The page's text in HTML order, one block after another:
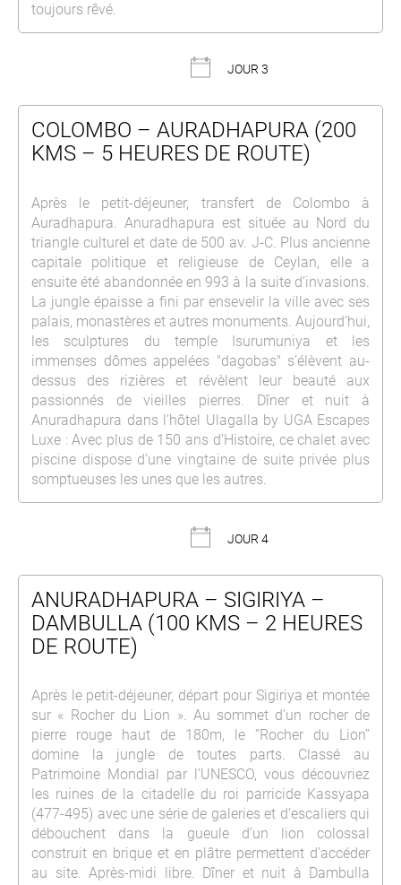
toujours rêvé.
JOUR 3
COLOMBO – AURADHAPURA (200
KMS – 5 HEURES DE ROUTE)
Après le petit-déjeuner, transfert de Colombo à
Auradhapura. Anuradhapura est située au Nord du
triangle culturel et date de 500 av. J-C. Plus ancienne
capitale politique et religieuse de Ceylan, elle a
ensuite été abandonnée en 993 à la suite d’invasions.
La jungle épaisse a fini par ensevelir la ville avec ses
palais, monastères et autres monuments. Aujourd’hui,
les sculptures du temple Isurumuniya et les
immenses dômes appelées "dagobas" s’élèvent au-
dessus des rizières et révèlent leur beauté aux
passionnés de vieilles pierres. Dîner et nuit à
Anuradhapura dans l’hôtel Ulagalla by UGA Escapes
Luxe : Avec plus de 150 ans d’Histoire, ce chalet avec
piscine dispose d’une vingtaine de suite privée plus
somptueuses les unes que les autres.
JOUR 4
ANURADHAPURA – SIGIRIYA –
DAMBULLA (100 KMS – 2 HEURES
DE ROUTE)
Après le petit-déjeuner, départ pour Sigiriya et montée
sur « Rocher du Lion ». Au sommet d’un rocher de
pierre rouge haut de 180m, le ‘’Rocher du Lion’’
domine la jungle de toutes parts. Classé au
Patrimoine Mondial par l’UNESCO, vous découvriez
les ruines de la citadelle du roi parricide Kassyapa
(477-495) avec une série de galeries et d’escaliers qui
débouchent dans la gueule d’un lion colossal
construit en brique et en plâtre permettent d’accéder
au site. Après-midi libre. Dîner et nuit à Dambulla